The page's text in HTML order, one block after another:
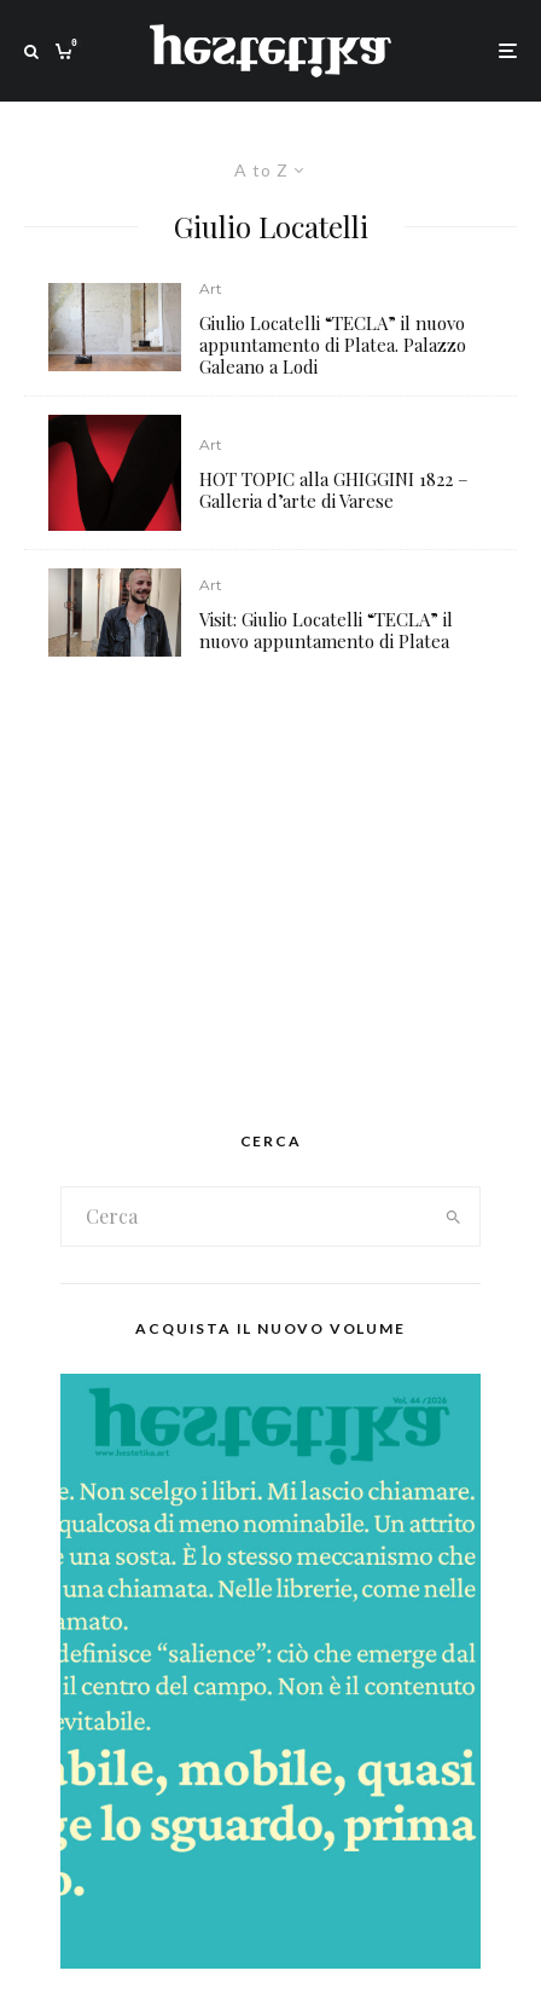
0
A to Z
Giulio Locatelli
Art
Giulio Locatelli “TECLA” il nuovo
appuntamento di Platea. Palazzo
Galeano a Lodi
Art
HOT TOPIC alla GHIGGINI 1822 –
Galleria d’arte di Varese
Art
Visit: Giulio Locatelli “TECLA” il
nuovo appuntamento di Platea
CERCA
ACQUISTA IL NUOVO VOLUME